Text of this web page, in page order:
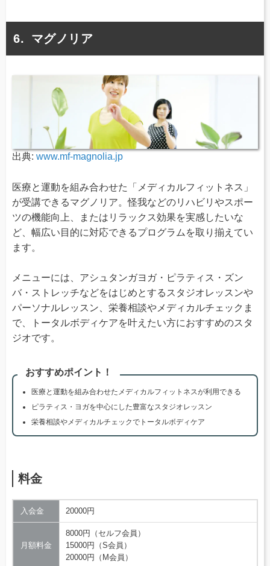
マグノリア
出典: www.mf-magnolia.jp
医療と運動を組み合わせた「メディカルフィットネス」
が受講できるマグノリア。怪我などのリハビリやスポー
ツの機能向上、またはリラックス効果を実感したいな
ど、幅広い目的に対応できるプログラムを取り揃えてい
ます。
メニューには、アシュタンガヨガ・ピラティス・ズン
バ・ストレッチなどをはじめとするスタジオレッスンや
パーソナルレッスン、栄養相談やメディカルチェックま
で、トータルボディケアを叶えたい方におすすめのスタ
ジオです。
おすすめポイント！
医療と運動を組み合わせたメディカルフィットネスが利用できる
ピラティス・ヨガを中心にした豊富なスタジオレッスン
栄養相談やメディカルチェックでトータルボディケア
料金
入会金 20000円
月額料金
8000円（セルフ会員）
15000円（S会員）
20000円（M会員）